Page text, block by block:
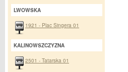
LWOWSKA
1921 - Plac Singera 01
KALINOWSZCZYZNA
2501 - Tatarska 01